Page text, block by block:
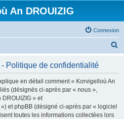
An DROUIZIG
Connexion
Politique de confidentialité
en détail comment « Korvigelloù An
(désignés ci-après par « nous »,
DROUIZIG » et
et phpBB (désigné ci-après par « logiciel
toutes les informations collectées lors